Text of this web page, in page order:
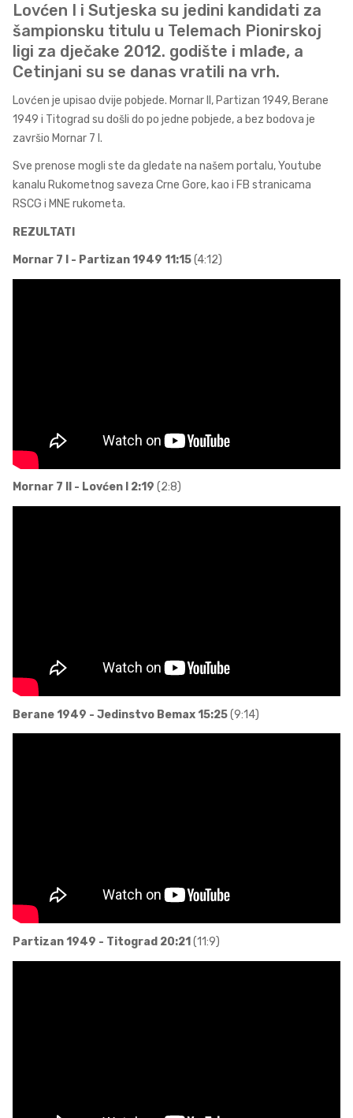
Lovćen I i Sutjeska su jedini kandidati za
šampionsku titulu u Telemach Pionirskoj
ligi za dječake 2012. godište i mlađe, a
Cetinjani su se danas vratili na vrh.
Lovćen je upisao dvije pobjede. Mornar II, Partizan 1949, Berane
1949 i Titograd su došli do po jedne pobjede, a bez bodova je
završio Mornar 7 I.
Sve prenose mogli ste da gledate na našem portalu, Youtube
kanalu Rukometnog saveza Crne Gore, kao i FB stranicama
RSCG i MNE rukometa.
REZULTATI
Mornar 7 I - Partizan 1949 11:15(4:12)
Mornar 7 II - Lovćen I 2:19 (2:8)
Berane 1949 - Jedinstvo Bemax 15:25(9:14)
Partizan 1949 - Titograd 20:21 (11:9)